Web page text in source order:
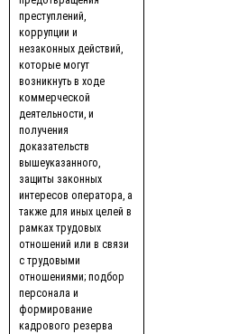
преступлений,
коррупции и
незаконных действий,
которые могут
возникнуть в ходе
коммерческой
деятельности, и
получения
доказательств
вышеуказанного,
защиты законных
интересов оператора, а
также для иных целей в
рамках трудовых
отношений или в связи
с трудовыми
отношениями; подбор
персонала и
формирование
кадрового резерва